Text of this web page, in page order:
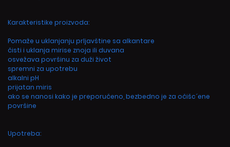
Karakteristike proizvoda:
Pomaže u uklanjanju prljavštine sa alkantare
čisti i uklanja mirise znoja ili duvana
osvežava površinu za duži život
spremni za upotrebu
alkalni pH
prijatan miris
ako se nanosi kako je preporučeno, bezbedno je za očišc´ene
površine
Upotreba: